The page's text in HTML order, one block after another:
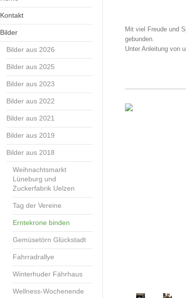
Kontakt
Bilder
Bilder aus 2026
Bilder aus 2025
Bilder aus 2023
Bilder aus 2022
Bilder aus 2021
Bilder aus 2019
Bilder aus 2018
Weihnachtsmarkt
Lüneburg und
Zuckerfabrik Uelzen
Tag der Vereine
Erntekrone binden
Gemüsetörn Glückstadt
Fahrradrallye
Winterhuder Fährhaus
Wellness-Wochenende
Mit viel Freude und
gebunden.
Unter Anleitung von